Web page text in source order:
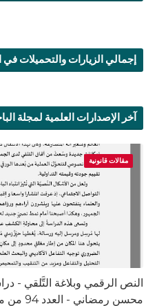
إجمالي الزيارات والتحميلات
آخر الإصدارات العلمية لمجلة
مقالات قانونية
النص الرقمي وبلاغة التَّلقي -
محسن